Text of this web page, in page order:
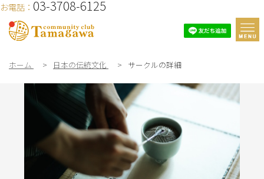
お電話： 03-3708-6125
ホーム > 日本の伝統文化 > サークルの詳細